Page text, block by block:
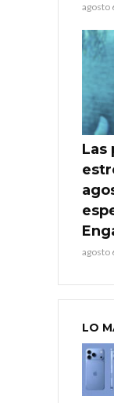
agosto
Las
agosto
LO